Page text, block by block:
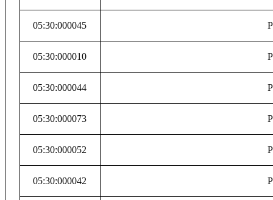
05:30:000045
05:30:000010
05:30:000044
05:30:000073
05:30:000052
05:30:000042